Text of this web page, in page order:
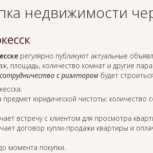
недвижимости
регулярно публикуют актуальные
площадь, количество комнат и другие
сотрудничество с риэлторомбудет
юридической чистоты: количество
встречу с клиентом для просмотра
договор купли-продажи квартиры и
момента покупки.